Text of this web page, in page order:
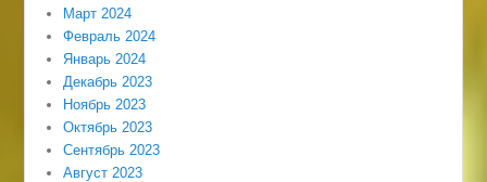
Март 2024
Февраль 2024
Январь 2024
Декабрь 2023
Ноябрь 2023
Октябрь 2023
Сентябрь 2023
Август 2023